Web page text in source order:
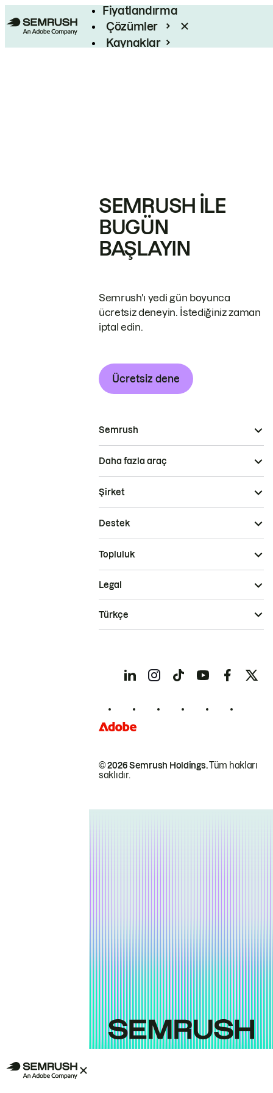
Fiyatlandırma
Çözümler
Kaynaklar
SEMRUSH ILE
BUGÜN
BAŞLAYIN
Semrush'ı yedi gün boyunca
ücretsiz deneyin. İstediğiniz zaman
iptal edin.
Ücretsiz dene
Semrush
Daha fazla araç
Şirket
Destek
Topluluk
© 2026 Semrush Holdings.Tüm hakları
saklıdır.
Legal
Türkçe